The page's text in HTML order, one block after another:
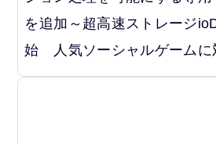
を追加～超高速ストレージ
始 人気ソーシャルゲームに